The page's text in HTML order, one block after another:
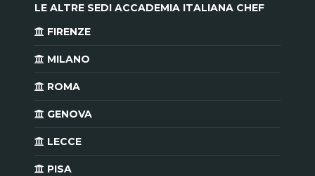
LE ALTRE SEDI ACCADEMIA ITALIANA CHEF
FIRENZE
MILANO
ROMA
GENOVA
LECCE
PISA